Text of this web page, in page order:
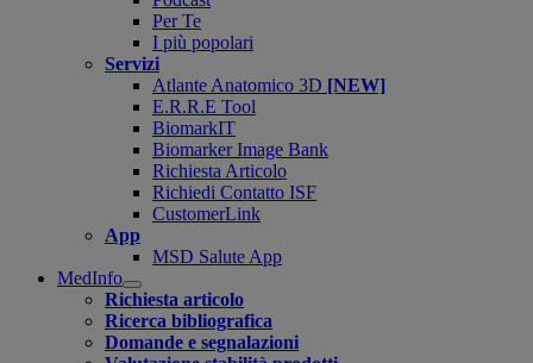
Per Te
I più popolari
Servizi
Atlante Anatomico 3D [NEW]
E.R.R.E Tool
BiomarkIT
Biomarker Image Bank
Richiesta Articolo
Richiedi Contatto ISF
CustomerLink
App
MSD Salute App
MedInfo
Open
submenu
Richiesta articolo
Ricerca bibliografica
Domande e segnalazioni